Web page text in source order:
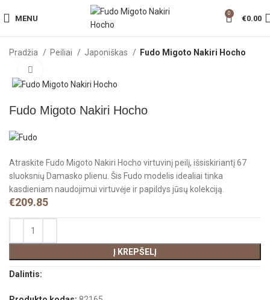
MENU
0
€0.00
Pradžia Peiliai Japoniškas Fudo Migoto Nakiri Hocho
Fudo Migoto Nakiri Hocho
Atraskite Fudo Migoto Nakiri Hocho virtuvinį peilį, išsiskiriantį 67
sluoksnių Damasko plienu. Šis Fudo modelis idealiai tinka
kasdieniam naudojimui virtuvėje ir papildys jūsų kolekciją.
€209.85
Į KREPŠELĮ
Dalintis: